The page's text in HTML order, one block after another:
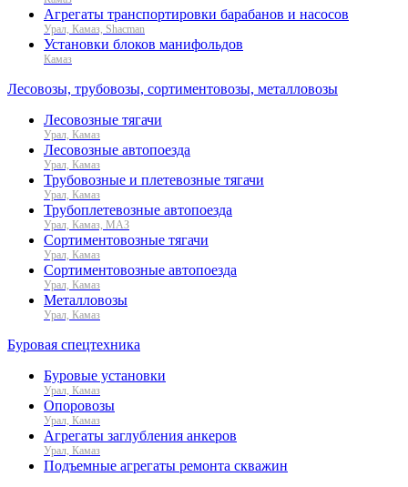
Агрегаты транспортировки барабанов и насосов
Урал, Камаз, Shacman
Установки блоков манифольдов
Камаз
Лесовозы, трубовозы, сортиментовозы, металловозы
Лесовозные тягачи
Урал, Камаз
Лесовозные автопоезда
Урал, Камаз
Трубовозные и плетевозные тягачи
Урал, Камаз
Трубоплетевозные автопоезда
Урал, Камаз, МАЗ
Сортиментовозные тягачи
Урал, Камаз
Сортиментовозные автопоезда
Урал, Камаз
Металловозы
Урал, Камаз
Буровая спецтехника
Буровые установки
Урал, Камаз
Опоровозы
Урал, Камаз
Агрегаты заглубления анкеров
Урал, Камаз
Подъемные агрегаты ремонта скважин